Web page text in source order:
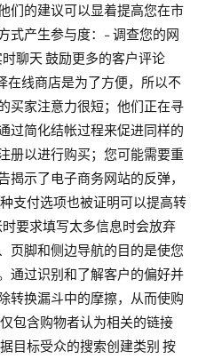
们的建议可以显着提高您在市
式产生参与度：- 调查您的网
聊天 鼓励更多的客户评论
在线商店是为了方便，所以不
买家注意力很短；他们正在寻
过简化结帐过程来促进同样的
册以进行购买；您可能需要重
示了电子商务网站的反弹，
支付选项也被证明可以提高转
要求填写太多信息时会放弃
页脚和侧边导航的目的是使您
通过识别和了解客户的偏好并
转换漏斗中的摩擦，从而使购
包含购物者认为相关的链接
目标受众的搜索创建类别 按